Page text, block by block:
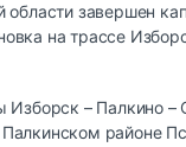
опасные грузы
Таможня и ВЭД
области завершен
на трассе
Изборск – Палкино –
районе